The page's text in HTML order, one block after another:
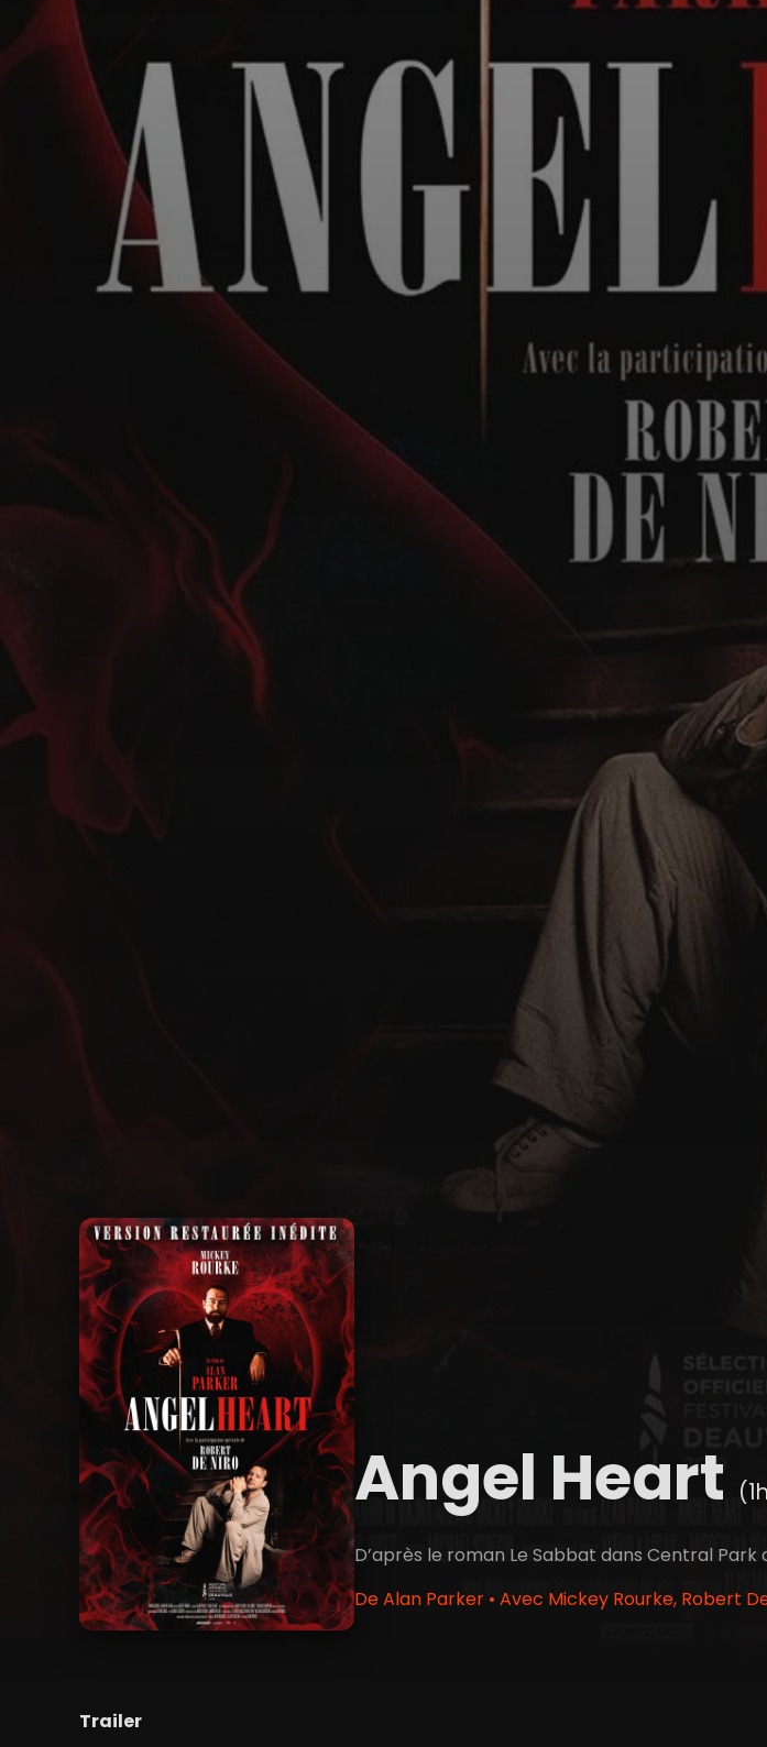
Angel Heart
D’après le roman Le Sabbat dans Central Park
De Alan Parker • Avec Mickey Rourke, Robert
Trailer